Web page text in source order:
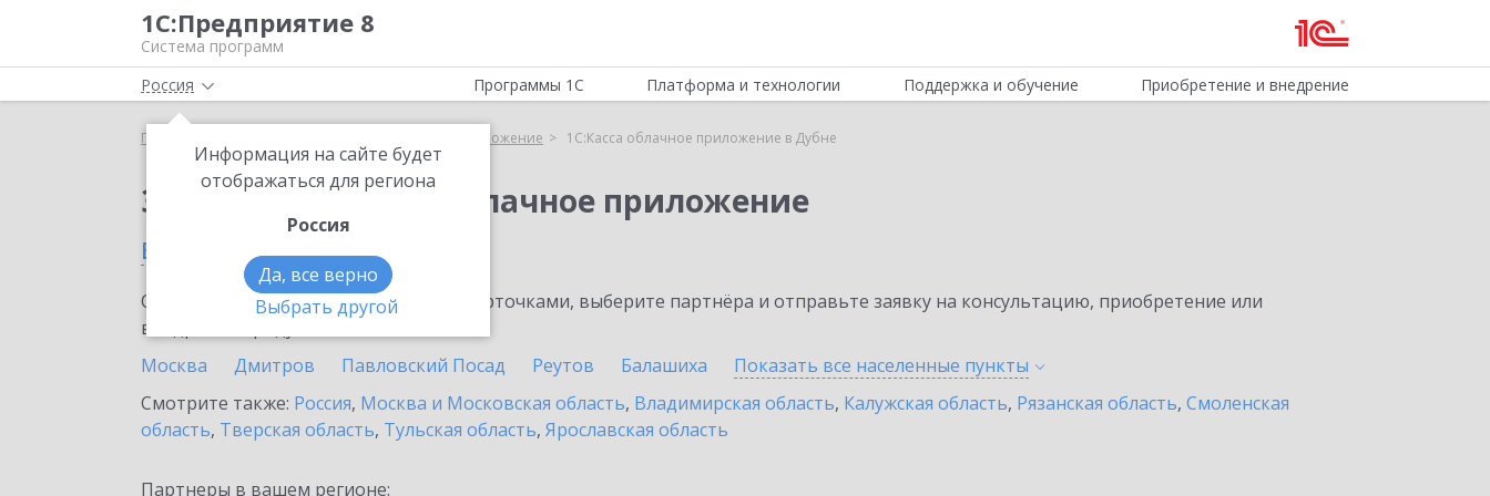
1С:Предприятие 8
Система программ
Россия
Информация на сайте будет
отображаться для региона
Россия
Да, все верно
Выбрать другой
Программы 1С Платформа и технологии Поддержка и обучение Приобретение и внедрение
Главная 1С:Касса облачное приложение 1С:Касса облачное приложение в Дубне
Заказать 1С:Касса облачное приложение
в Дубне
Ознакомьтесь с информационными карточками, выберите партнёра и отправьте заявку на консультацию, приобретение или
внедрение продукта.
Москва
Дмитров Павловский Посад Реутов Балашиха Показать все населенные пункты
Смотрите также: Россия, Москва и Московская область, Владимирская область, Калужская область, Рязанская область, Смоленская
область, Тверская область, Тульская область, Ярославская область
Партнеры в вашем регионе: